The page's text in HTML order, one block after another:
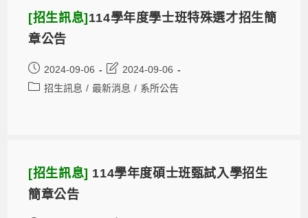
[招生訊息]114學年度學士班特殊選才招生簡
章公告
2024-09-06
2024-09-06
招生訊息 / 最新消息 / 系所公告
[招生訊息] 114學年度碩士班甄試入學招生
簡章公告